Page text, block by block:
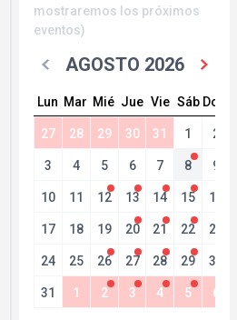
mostraremos los próximos
eventos)
AGOSTO 2026
Lun Mar Mié Jue Vie Sáb Dom
27 28 29 30 31 1 2
3 4 5 6 7 8 9
10 11 12 13 14 15 16
17 18 19 20 21 22 23
24 25 26 27 28 29 30
31 1 2 3 4 5 6